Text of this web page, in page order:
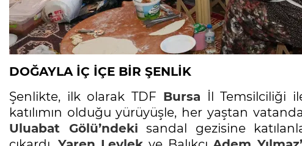
DOĞAYLA İÇ İÇE BİR ŞENLİK
Şenlikte, ilk olarak TDF Bursa İl Temsilciliği
katılımın olduğu yürüyüşle, her yaştan
Uluabat Gölü’ndeki sandal gezisine